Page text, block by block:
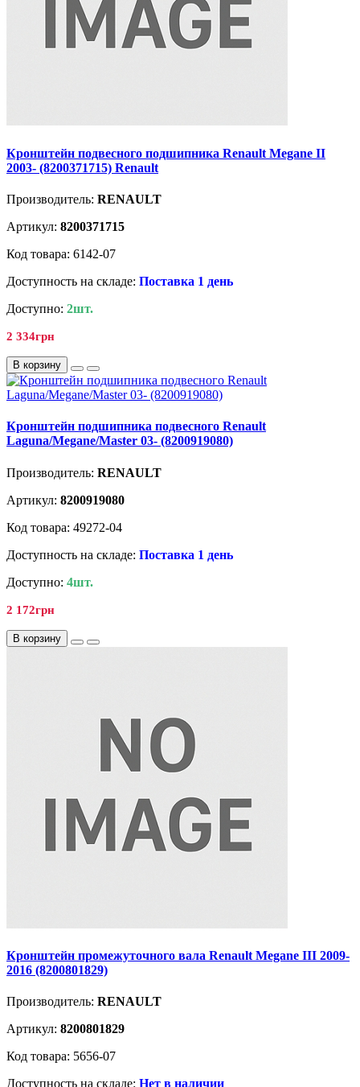
Кронштейн подвесного подшипника Renault Megane II
2003- (8200371715) Renault
Производитель: RENAULT
Артикул: 8200371715
Код товара: 6142-07
Доступность на складе: Поставка 1 день
Доступно: 2шт.
2 334грн
В корзину
Кронштейн подшипника подвесного Renault
Laguna/Megane/Master 03- (8200919080)
Производитель: RENAULT
Артикул: 8200919080
Код товара: 49272-04
Доступность на складе: Поставка 1 день
Доступно: 4шт.
2 172грн
В корзину
Кронштейн промежуточного вала Renault Megane III 2009-
2016 (8200801829)
Производитель: RENAULT
Артикул: 8200801829
Код товара: 5656-07
Доступность на складе: Нет в наличии